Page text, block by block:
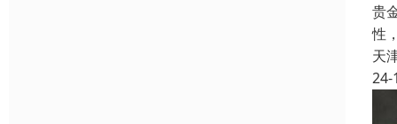
贵
性
天
24-